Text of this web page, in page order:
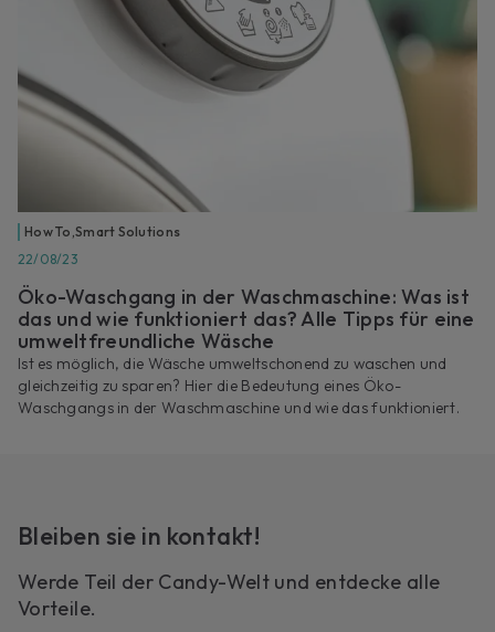
How To ,Smart Solutions
22/08/23
Öko-Waschgang in der Waschmaschine: Was ist
das und wie funktioniert das? Alle Tipps für eine
umweltfreundliche Wäsche
Ist es möglich, die Wäsche umweltschonend zu waschen und
gleichzeitig zu sparen? Hier die Bedeutung eines Öko-
Waschgangs in der Waschmaschine und wie das funktioniert.
Bleiben sie in kontakt!
Werde Teil der Candy-Welt und entdecke alle
Vorteile.